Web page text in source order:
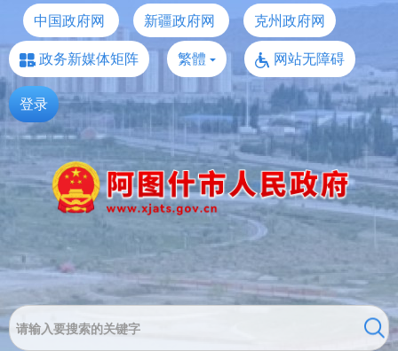
中国政府网 新疆政府网
克州政府网
政务新媒体矩阵
繁體 网站无障碍
登录